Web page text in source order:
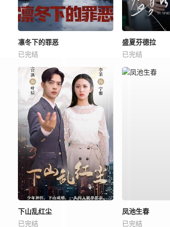
凛冬下的罪恶
已完结
盛夏芬德拉
已完结
下山乱红尘
已完结
凤池生春
已完结